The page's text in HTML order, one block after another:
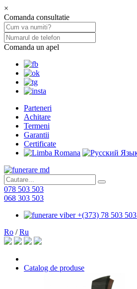
×
Comanda consultatie
Comanda un apel
Parteneri
Achitare
Termeni
Garantii
Certificate
078 503 503
068 303 503
+(373) 78 503 503
Ro /Ru
Catalog de produse